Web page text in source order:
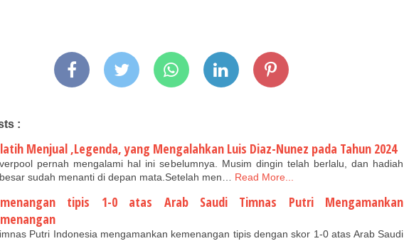
:
Menjual ,Legenda, yang Mengalahkan Luis Diaz-Nunez pada Tahun 2024
pernah mengalami hal ini sebelumnya. Musim dingin telah berlalu, dan hadiah
sudah menanti di depan mata.Setelah men…
Read More...
tipis 1-0 atas Arab Saudi Timnas Putri Mengamankan
Putri Indonesia mengamankan kemenangan tipis dengan skor 1-0 atas Arab Saudi